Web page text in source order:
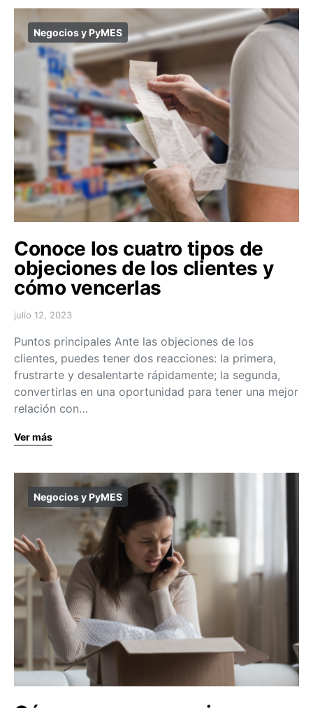
Negocios y PyMES
Conoce los cuatro tipos de
objeciones de los clientes y
cómo vencerlas
julio 12, 2023
Puntos principales Ante las objeciones de los
clientes, puedes tener dos reacciones: la primera,
frustrarte y desalentarte rápidamente; la segunda,
convertirlas en una oportunidad para tener una mejor
relación con…
Ver más
Negocios y PyMES